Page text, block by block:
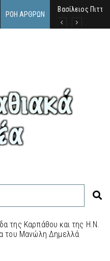
ΡΟΉ ΆΡΘΡΩΝ
Βασίλειος
Σαν σήμερα,
Μανόλης Μελάς:
της Καρπάθου και της Η.Ν.
του Μανώλη Δημελλά